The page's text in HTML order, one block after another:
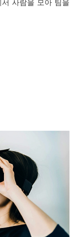
사람을 모아 팀을